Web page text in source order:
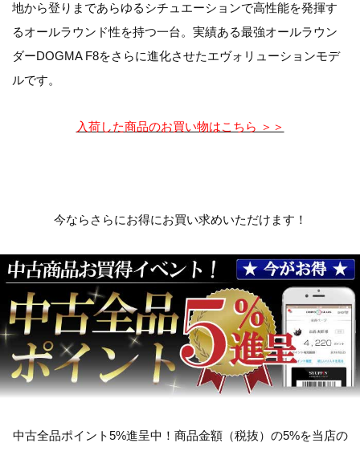
地から登りまであらゆるシチュエーションで高性能を発揮す
るオールラウンド性を持つ一台。実績ある最強オールラウン
ダーDOGMA F8をさらに進化させたエヴォリューションモデ
ルです。
入荷した商品のお買い物はこちら ＞＞
今ならさらにお得にお買い求めいただけます！
中古全品ポイント5%進呈中！商品金額（税抜）の5%を当店の